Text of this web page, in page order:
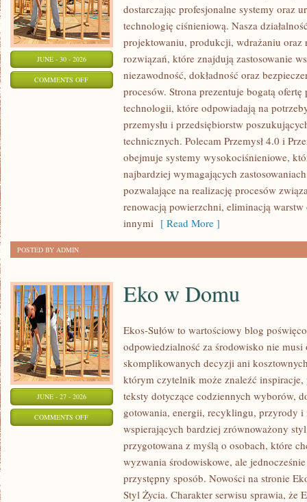
JUNE - 30 - 2026
COMMENTS OFFON
CIEKAWOSTKI
dostarczając profesjonalne systemy oraz
technologię ciśnieniową. Nasza
projektowaniu, produkcji, wdrażaniu oraz
rozwiązań, które znajdują zastosowanie
niezawodność, dokładność oraz
procesów. Strona prezentuje bogatą ofertę
technologii, które odpowiadają na
przemysłu i przedsiębiorstw
technicznych. Polecam Przemysł 4.0 i
obejmuje systemy wysokociśnieniowe,
najbardziej wymagających
pozwalające na realizację procesów
renowacją powierzchni, eliminacją
innymi [ Read More ]
POSTED BY ADMIN
JUNE - 27 - 2026
COMMENTS OFFON
Eko w Domu
Ekos-Sułów to wartościowy blog
odpowiedzialność za środowisko nie
skomplikowanych decyzji ani
którym czytelnik może znaleźć inspiracje,
teksty dotyczące codziennych wyborów,
gotowania, energii, recyklingu, przyrody i
wspierających bardziej zrównoważony styl
przygotowana z myślą o osobach, które
wyzwania środowiskowe, ale
przystępny sposób. Nowości na stronie
Styl Życia. Charakter serwisu sprawia, że